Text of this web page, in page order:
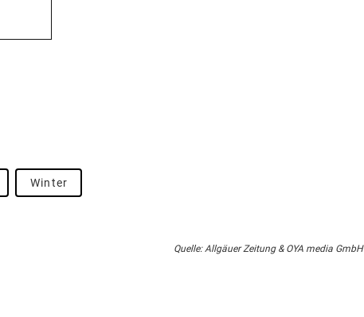
Winter
Quelle: Allgäuer Zeitung & OYA media GmbH